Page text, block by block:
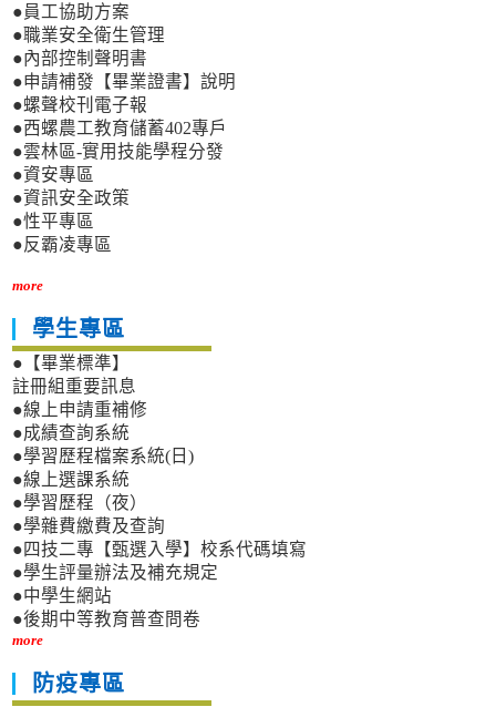
●員工協助方案
●職業安全衛生管理
●內部控制聲明書
●申請補發【畢業證書】說明
●螺聲校刊電子報
●西螺農工教育儲蓄402專戶
●雲林區-實用技能學程分發
●資安專區
●資訊安全政策
●性平專區
●反霸凌專區
more
學生專區
●【畢業標準】
註冊組重要訊息
●線上申請重補修
●成績查詢系統
●學習歷程檔案系統(日)
●線上選課系統
●學習歷程（夜）
●學雜費繳費及查詢
●四技二專【甄選入學】校系代碼填寫
●學生評量辦法及補充規定
●中學生網站
●後期中等教育普查問卷
more
防疫專區